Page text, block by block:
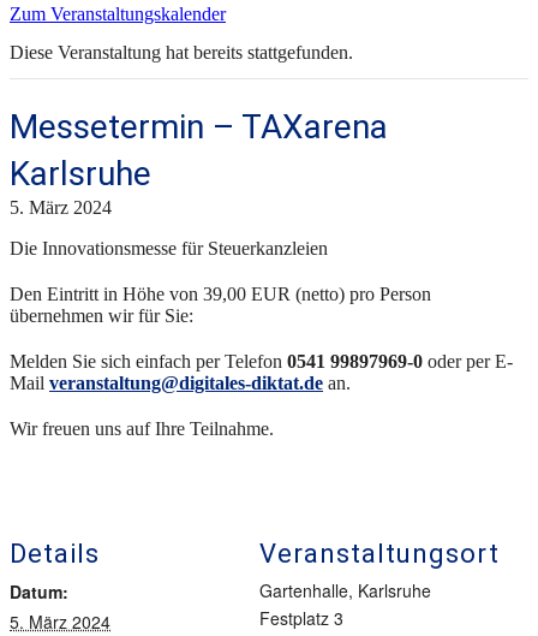
Zum Veranstaltungskalender
Diese Veranstaltung hat bereits stattgefunden.
Messetermin – TAXarena
Karlsruhe
5. März 2024
Die Innovationsmesse für Steuerkanzleien
Den Eintritt in Höhe von 39,00 EUR (netto) pro Person
übernehmen wir für Sie:
Melden Sie sich einfach per Telefon 0541 99897969-0 oder per E-
Mail veranstaltung@digitales-diktat.de an.
Wir freuen uns auf Ihre Teilnahme.
Details
Datum:
5. März 2024
Veranstaltungsort
Gartenhalle, Karlsruhe
Festplatz 3